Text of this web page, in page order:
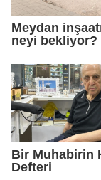
Meydan
neyi bekliyor?
Bir Muhabirin
Defteri